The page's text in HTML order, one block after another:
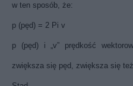
w ten sposób, że:
p (pęd) = 2 Pi v
p (pęd) i „v” prędkość
zwiększa się pęd, zwiększa się